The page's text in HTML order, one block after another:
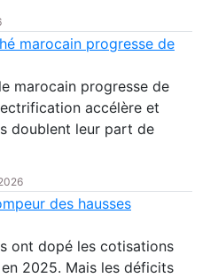
marocain progresse de
marocain progresse de
accélère et
doublent leur part de
des hausses
ont dopé les cotisations
2025. Mais les déficits